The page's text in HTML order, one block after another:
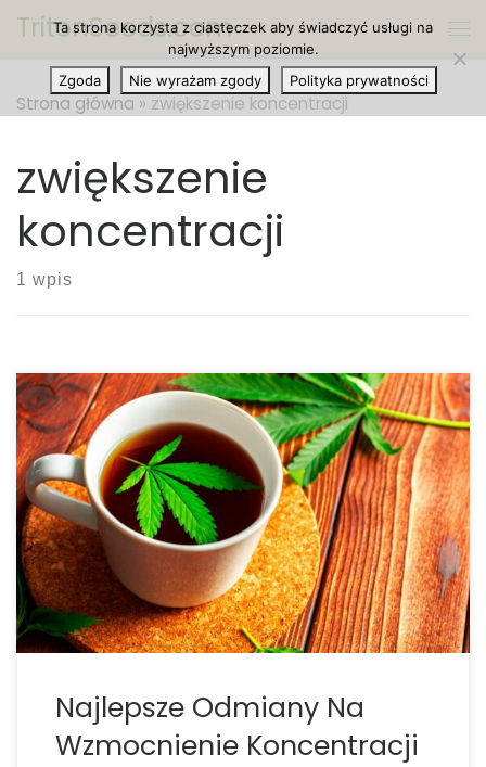
Przejdź do treści
TritonSeeds.com
Strona główna » zwiększenie koncentracji
zwiększenie
koncentracji
1 wpis
Najlepsze automatyczne odmiany marihuany na
wzmocnienie koncentracji. Odkąd pamiętamy,
Odkąd pamiętam, marihuana zawsze kojarzyła się z
lenistwem. Ludzie szybko zakładają i nie wahają się
rozpowszechniać plotek wskazujących, że
marihuana zmniejsza to motywację i zmniejsza
kreatywność. Okazuje się, że marihuana nie […]
Najlepsze Odmiany Na
Wzmocnienie Koncentracji
Ta strona korzysta z ciasteczek aby świadczyć usługi na
najwyższym poziomie.
Zgoda
Nie wyrażam zgody Polityka prywatności